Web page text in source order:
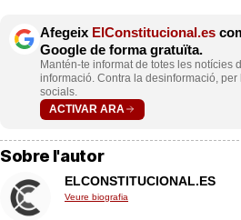
Afegeix ElConstitucional.es
Google de forma gratuïta.
Mantén-te informat de totes les notícies
informació. Contra la desinformació,
socials.
ACTIVAR ARA
Sobre l'autor
ELCONSTITUCIONAL.ES
Veure biografia